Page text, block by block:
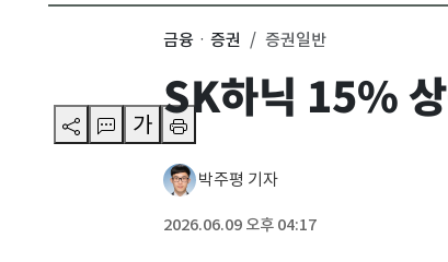
가
금융ㆍ증권 증권일반
SK하닉 15%
박주평 기자
2026.06.09 오후 04:17